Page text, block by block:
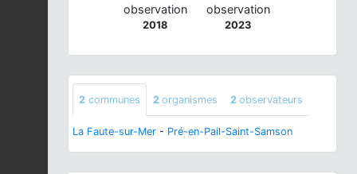
observation
2018
observation
2023
2 communes 2 organismes 2 observateurs
La Faute-sur-Mer - Pré-en-Pail-Saint-Samson